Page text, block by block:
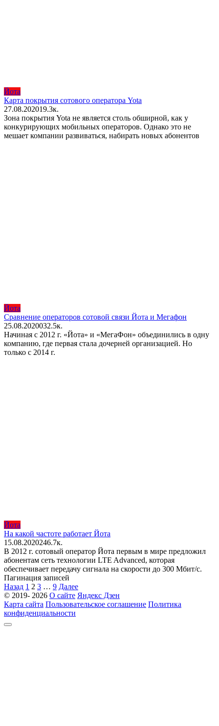
Йота
Карта покрытия сотового оператора Yota
27.08.202019.3к.
Зона покрытия Yota не является столь обширной, как у
конкурирующих мобильных операторов. Однако это не
мешает компании развиваться, набирать новых абонентов
Йота
Сравнение операторов сотовой связи Йота и Мегафон
25.08.2020032.5к.
Начиная с 2012 г. «Йота» и «МегаФон» объединились в одну
компанию, где первая стала дочерней организацией. Но
только с 2014 г.
Йота
На какой частоте работает Йота
15.08.2020246.7к.
В 2012 г. сотовый оператор Йота первым в мире предложил
абонентам сеть технологии LTE Advanced, которая
обеспечивает передачу сигнала на скорости до 300 Мбит/c.
Пагинация записей
Назад 1 2 3 … 9 Далее
© 2019- 2026 О сайте Яндекс Дзен
Карта сайта Пользовательское соглашение Политика
конфиденциальности